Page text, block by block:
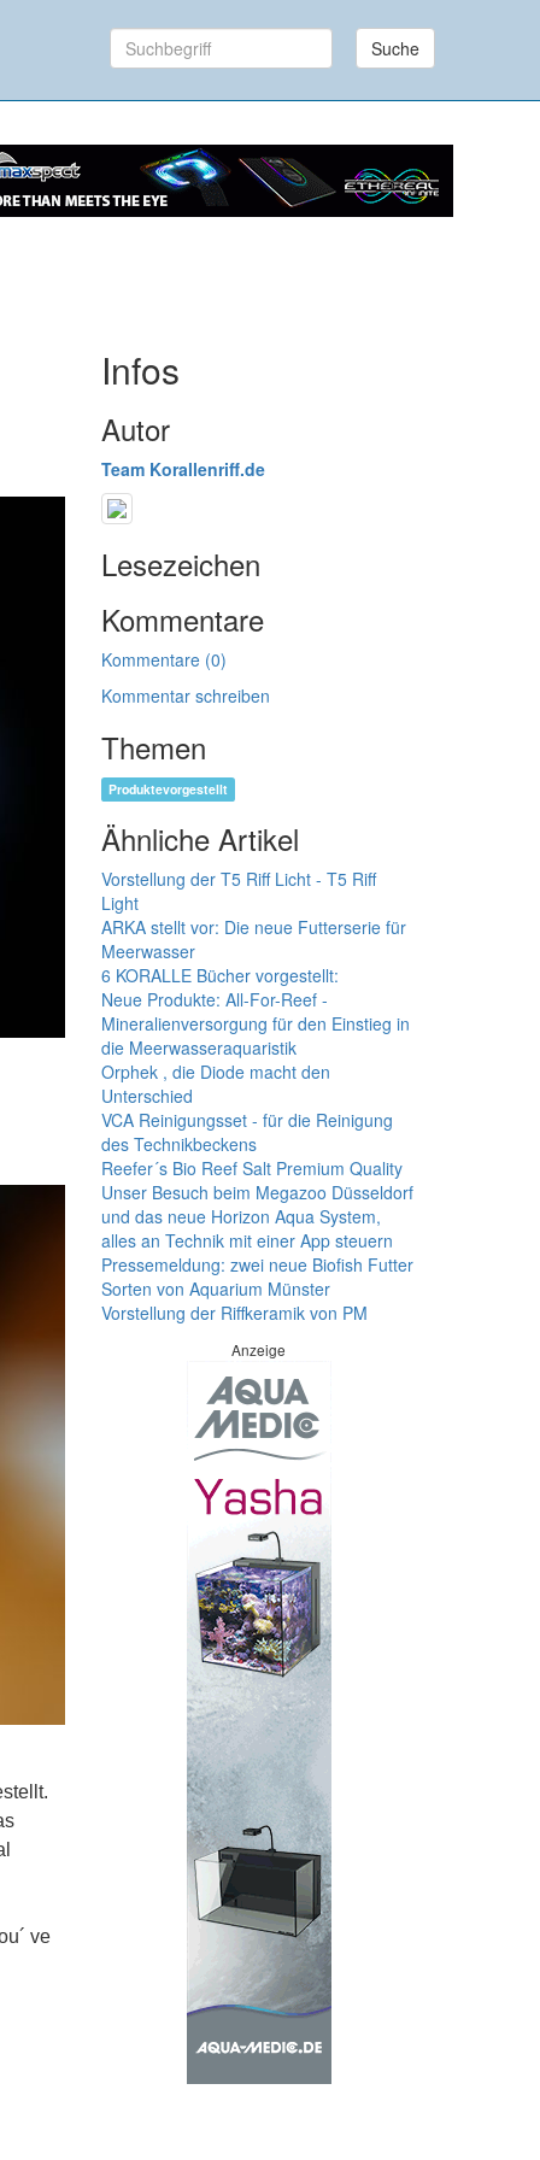
Suche
ve
Infos
Autor
Team Korallenriff.de
Lesezeichen
Kommentare
Kommentare (0)
Kommentar schreiben
Themen
Produktevorgestellt
Ähnliche Artikel
Vorstellung der T5 Riff Licht - T5 Riff
Light
ARKA stellt vor: Die neue Futterserie für
Meerwasser
6 KORALLE Bücher vorgestellt:
Neue Produkte: All-For-Reef -
Mineralienversorgung für den Einstieg in
die Meerwasseraquaristik
Orphek , die Diode macht den
Unterschied
VCA Reinigungsset - für die Reinigung
des Technikbeckens
Reefer´s Bio Reef Salt Premium Quality
Unser Besuch beim Megazoo Düsseldorf
und das neue Horizon Aqua System,
alles an Technik mit einer App steuern
Pressemeldung: zwei neue Biofish Futter
Sorten von Aquarium Münster
Vorstellung der Riffkeramik von PM
Anzeige